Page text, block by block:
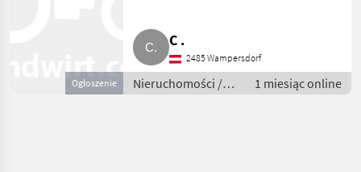
Ogłoszenie
C .
2485 Wampersdorf
Nieruchomości /
Działki
1 miesiąc online